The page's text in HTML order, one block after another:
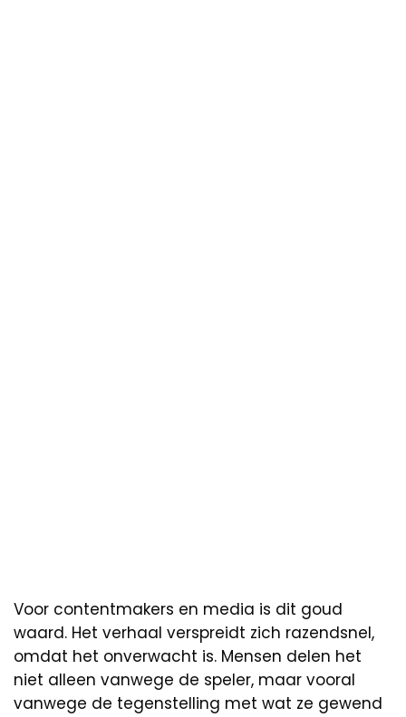
Voor contentmakers en media is dit goud
waard. Het verhaal verspreidt zich razendsnel,
omdat het onverwacht is. Mensen delen het
niet alleen vanwege de speler, maar vooral
vanwege de tegenstelling met wat ze gewend